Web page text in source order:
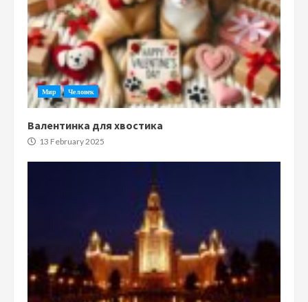
Мир Человек
Валентинка для хвостика
13 February 2025